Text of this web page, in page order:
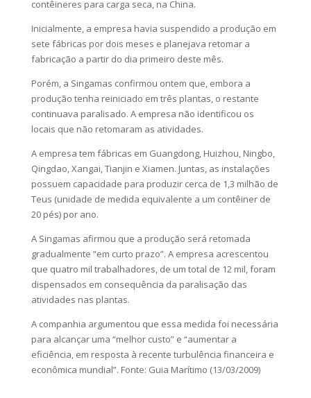
contêineres para carga seca, na China.
Inicialmente, a empresa havia suspendido a produção em
sete fábricas por dois meses e planejava retomar a
fabricação a partir do dia primeiro deste mês.
Porém, a Singamas confirmou ontem que, embora a
produção tenha reiniciado em três plantas, o restante
continuava paralisado. A empresa não identificou os
locais que não retomaram as atividades.
A empresa tem fábricas em Guangdong, Huizhou, Ningbo,
Qingdao, Xangai, Tianjin e Xiamen. Juntas, as instalações
possuem capacidade para produzir cerca de 1,3 milhão de
Teus (unidade de medida equivalente a um contêiner de
20 pés) por ano.
A Singamas afirmou que a produção será retomada
gradualmente “em curto prazo”. A empresa acrescentou
que quatro mil trabalhadores, de um total de 12 mil, foram
dispensados em consequência da paralisação das
atividades nas plantas.
A companhia argumentou que essa medida foi necessária
para alcançar uma “melhor custo” e “aumentar a
eficiência, em resposta à recente turbulência financeira e
econômica mundial”. Fonte: Guia Marítimo (13/03/2009)